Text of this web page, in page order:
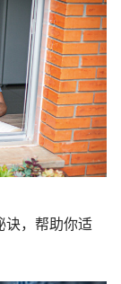
诀，帮助你适